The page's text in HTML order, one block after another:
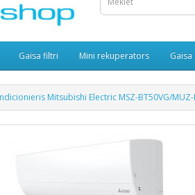
Gaisa filtri Mini rekuperators
Mitsubishi Electric MSZ-BT50VG/MUZ-